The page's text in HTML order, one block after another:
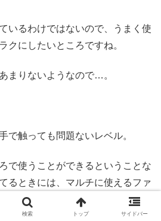
いるわけではないので、うまく使
クにしたいところですね。
まりないようなので…。
で触っても問題ないレベル。
で使うことができるということな
るときには、マルチに使えるファ
てもよいでしょう。
検索 トップ サイドバー